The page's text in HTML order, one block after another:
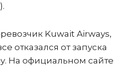
Kuwait Airways,
отказался от запуска
На официальном сайте